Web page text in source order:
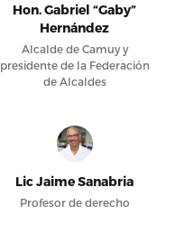
Hon. Gabriel “Gaby”
Hernández
Alcalde de Camuy y
presidente de la Federación
de Alcaldes
Lic Jaime Sanabria
Profesor de derecho